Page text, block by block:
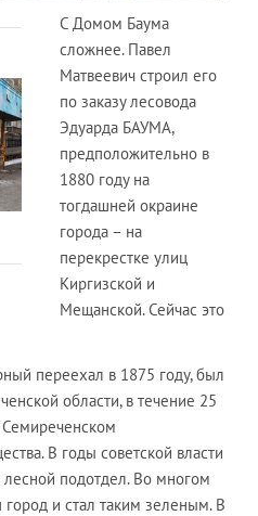
С Домом Баума
сложнее. Павел
Матвеевич строил его
по заказу лесовода
Эдуарда БАУМА,
предположительно в
1880 году на
тогдашней окраине
города – на
перекрестке улиц
Киргизской и
Мещанской. Сейчас это
переехал в 1875 году, был
области, в течение 25
Семиреченском
В годы советской власти
подотдел. Во многом
и стал таким зеленым. В